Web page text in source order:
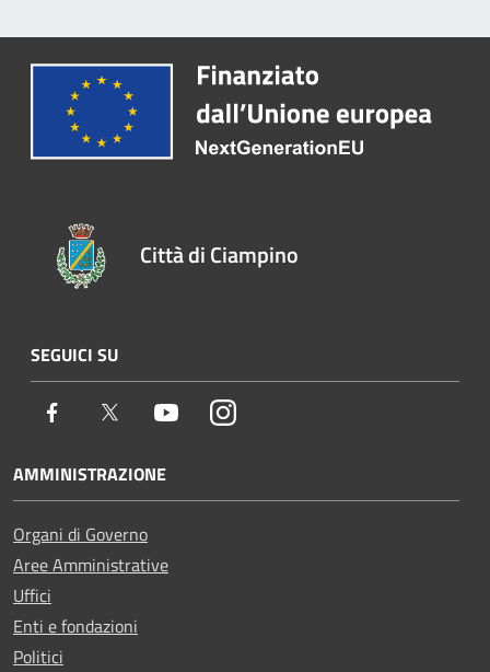
Città di Ciampino
SEGUICI SU
Facebook Twitter YoutubeInstagram
AMMINISTRAZIONE
Organi di Governo
Aree Amministrative
Uffici
Enti e fondazioni
Politici